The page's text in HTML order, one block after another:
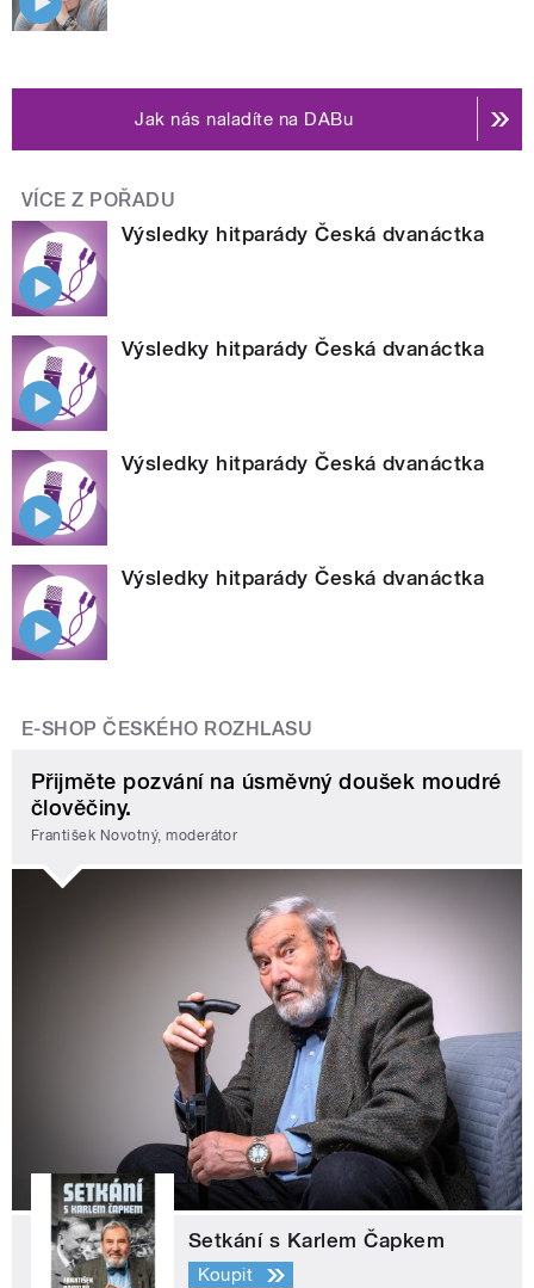
Jak nás naladíte na DABu
VÍCE Z POŘADU
Výsledky hitparády Česká dvanáctka
Výsledky hitparády Česká dvanáctka
Výsledky hitparády Česká dvanáctka
Výsledky hitparády Česká dvanáctka
E-SHOP ČESKÉHO ROZHLASU
Přijměte pozvání na úsměvný doušek moudré
člověčiny.
František Novotný, moderátor
Setkání s Karlem Čapkem
Koupit